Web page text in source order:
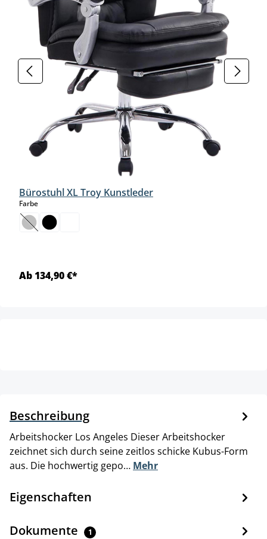
Bürostuhl XL Troy Kunstleder
Farbeauswählen
(Diese Option ist zurzeit nicht verfügbar.)
Ab 134,90 €*
Beschreibung
Arbeitshocker Los Angeles Dieser Arbeitshocker
zeichnet sich durch seine zeitlos schicke Kubus-Form
aus. Die hochwertig gepo… Mehr
Eigenschaften
Dokumente 1